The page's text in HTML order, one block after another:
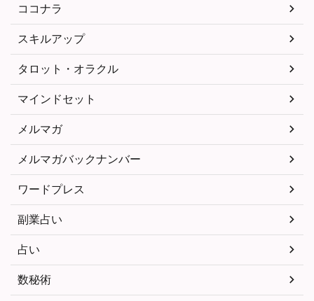
ココナラ
スキルアップ
タロット・オラクル
マインドセット
メルマガ
メルマガバックナンバー
ワードプレス
副業占い
占い
数秘術